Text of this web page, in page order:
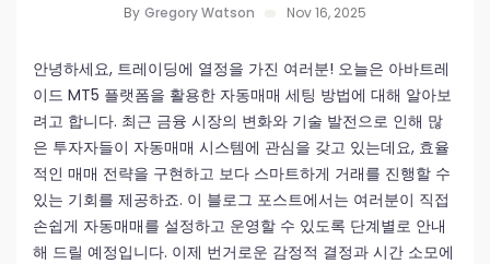
By Gregory Watson Nov 16, 2025
안녕하세요, 트레이딩에 열정을 가진 여러분! 오늘은 아바트레
이드 MT5 플랫폼을 활용한 자동매매 세팅 방법에 대해 알아보
려고 합니다. 최근 금융 시장의 변화와 기술 발전으로 인해 많
은 투자자들이 자동매매 시스템에 관심을 갖고 있는데요, 효율
적인 매매 전략을 구현하고 보다 스마트하게 거래를 진행할 수
있는 기회를 제공하죠. 이 블로그 포스트에서는 여러분이 직접
손쉽게 자동매매를 설정하고 운영할 수 있도록 단계별로 안내
해 드릴 예정입니다. 이제 번거로운 감정적 결정과 시간 소모에